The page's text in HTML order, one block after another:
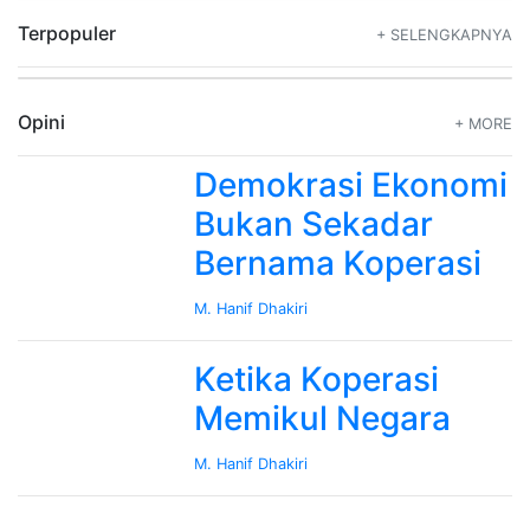
Terpopuler + SELENGKAPNYA
Opini + MORE
Demokrasi Ekonomi
Bukan Sekadar
Bernama Koperasi
M. Hanif Dhakiri
Ketika Koperasi
Memikul Negara
M. Hanif Dhakiri